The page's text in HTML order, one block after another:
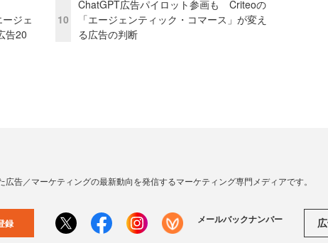
ージェ
告20
10
ChatGPT広告パイロット参画も Criteoの
「エージェンティック・コマース」が変え
る広告の判断
広告／マーケティングの最新動向を発信するマーケティング専門メディアです。
録 メールバックナンバー